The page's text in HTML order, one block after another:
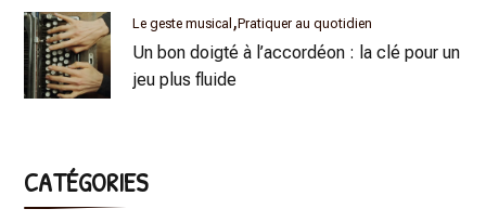
Le geste musical Pratiquer au quotidien
Un bon doigté à l’accordéon : la clé pour un
jeu plus fluide
CATÉGORIES